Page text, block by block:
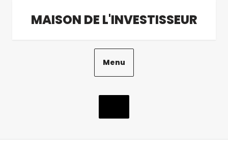
MAISON DE L'INVESTISSEUR
Menu